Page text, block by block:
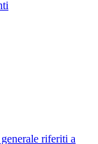
riferiti a